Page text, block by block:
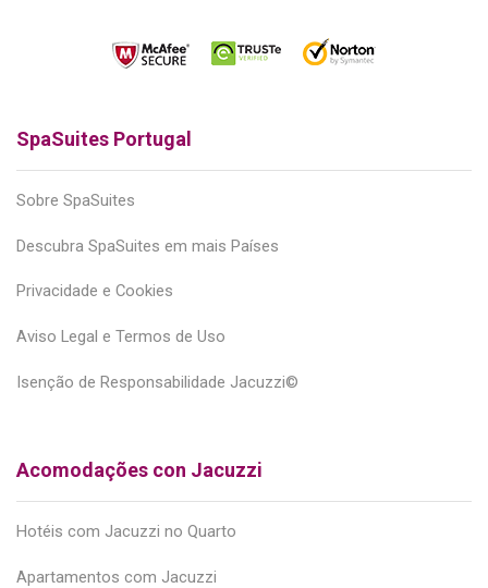
SpaSuites Portugal
Sobre SpaSuites
Descubra SpaSuites em mais Países
Privacidade e Cookies
Aviso Legal e Termos de Uso
Isenção de Responsabilidade Jacuzzi©
Acomodações con Jacuzzi
Hotéis com Jacuzzi no Quarto
Apartamentos com Jacuzzi